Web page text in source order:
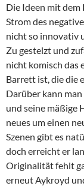
Die Ideen mit dem
Strom des
nicht so innovativ
Zu gestelzt und
nicht komisch das
Barrett ist, die die
Darüber kann
und seine mäßige
neues um einen
Szenen gibt es
doch erreicht er
Originalität fehlt
erneut Aykroyd